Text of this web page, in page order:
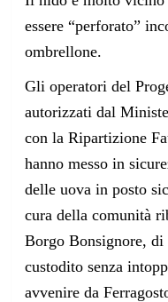
essere “perforato”
ombrellone.
Gli operatori del
autorizzati dal
con la Ripartizione
hanno messo in
delle uova in posto
cura della comunità
Borgo Bonsignore,
custodito senza
avvenire da